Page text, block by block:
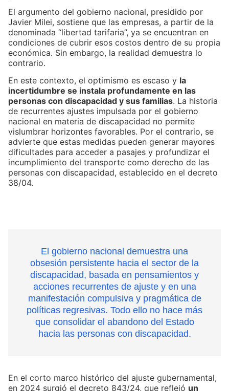
El argumento del gobierno nacional, presidido por
Javier Milei, sostiene que las empresas, a partir de la
denominada “libertad tarifaria”, ya se encuentran en
condiciones de cubrir esos costos dentro de su propia
económica. Sin embargo, la realidad demuestra lo
contrario.
En este contexto, el optimismo es escaso y la
incertidumbre se instala profundamente en las
personas con discapacidad y sus familias. La historia
de recurrentes ajustes impulsada por el gobierno
nacional en materia de discapacidad no permite
vislumbrar horizontes favorables. Por el contrario, se
advierte que estas medidas pueden generar mayores
dificultades para acceder a pasajes y profundizar el
incumplimiento del transporte como derecho de las
personas con discapacidad, establecido en el decreto
38/04.
El gobierno nacional demuestra una
obsesión persistente hacia el sector de la
discapacidad, basada en pensamientos y
acciones recurrentes de ajuste y en una
manifestación compulsiva y pragmática de
políticas regresivas. Todo ello no hace más
que consolidar el abandono del Estado
hacia las personas con discapacidad.
En el corto marco histórico del ajuste gubernamental,
en 2024 surgió el decreto 843/24, que reflejó un